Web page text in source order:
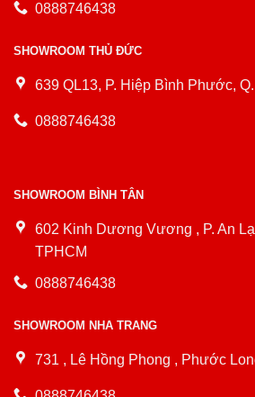
0888746438
SHOWROOM THỦ ĐỨC
639 QL13, P. Hiệp Bình Phước,
0888746438
SHOWROOM BÌNH TÂN
602 Kinh Dương Vương , P. An
TPHCM
0888746438
SHOWROOM NHA TRANG
731 , Lê Hồng Phong , Phước